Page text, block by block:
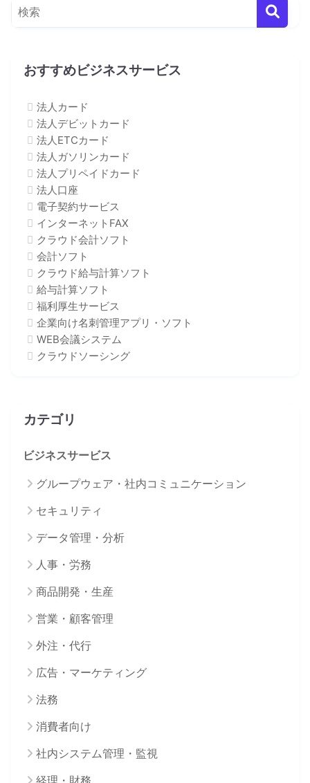
おすすめビジネスサービス
法人カード
法人デビットカード
法人ETCカード
法人ガソリンカード
法人プリペイドカード
法人口座
電子契約サービス
インターネットFAX
クラウド会計ソフト
会計ソフト
クラウド給与計算ソフト
給与計算ソフト
福利厚生サービス
企業向け名刺管理アプリ・ソフト
WEB会議システム
クラウドソーシング
カテゴリ
ビジネスサービス
グループウェア・社内コミュニケーション
セキュリティ
データ管理・分析
人事・労務
商品開発・生産
営業・顧客管理
外注・代行
広告・マーケティング
法務
消費者向け
社内システム管理・監視
経理・財務